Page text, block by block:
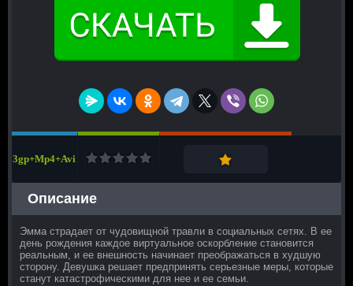
3gp+Mp4+Avi
Описание
Эмма страдает от чудовищной травли в социальных сетях. В ее
день рождения каждое виртуальное оскорбление становится
реальным, и ее внешность начинает преображаться в худшую
сторону. Девушка решает предпринять серьезные меры, которые
станут катастрофическими для нее и ее семьи.